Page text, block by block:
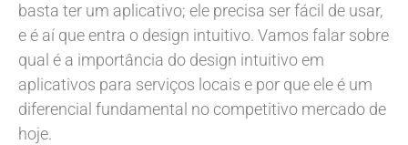
basta ter um aplicativo; ele precisa ser fácil de usar,
e é aí que entra o design intuitivo. Vamos falar sobre
qual é a importância do design intuitivo em
aplicativos para serviços locais e por que ele é um
diferencial fundamental no competitivo mercado de
hoje.